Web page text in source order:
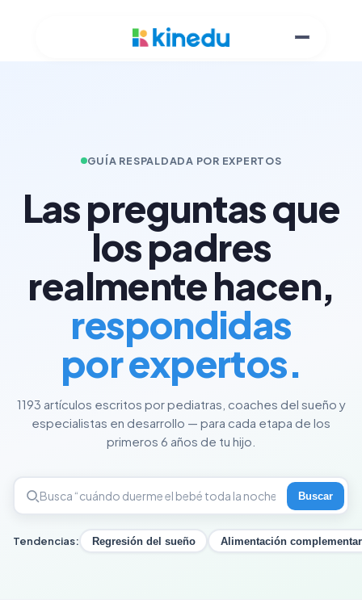
GUÍA RESPALDADA POR EXPERTOS
Las preguntas que
los padres
realmente hacen,
respondidas
por expertos.
1193 artículos escritos por pediatras, coaches del sueño y
especialistas en desarrollo — para cada etapa de los
primeros 6 años de tu hijo.
Buscar
Tendencias: Regresión del sueño Alimentación